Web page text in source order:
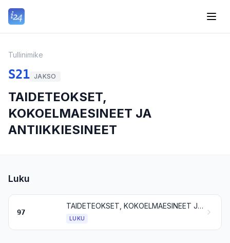
Tullinimike
S21 JAKSO
TAIDETEOKSET,
KOKOELMAESINEET JA
ANTIIKKIESINEET
Luku
97
TAIDETEOKSET, KOKOELMAESINEET JA ANTIIKKIESINEET
LUKU